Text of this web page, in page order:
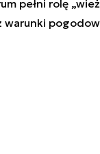
pełni rolę
warunki